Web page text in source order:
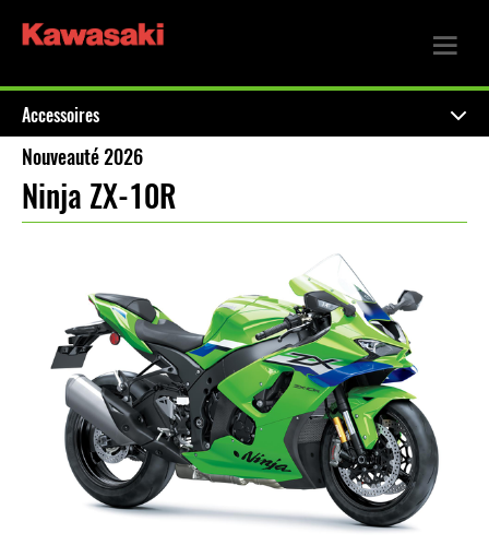
Accessoires
Nouveauté 2026
Ninja ZX-10R